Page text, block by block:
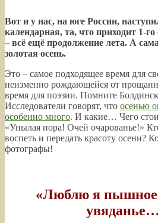
Вот и у нас, на юге России,
календарная, та, что приходит 1-
– всё ещё продолжение лета. А
золотая осень.
Это – самое подходящее время для
неизменно рождающейся от
время для поэзии. Помните
Исследователи говорят, что осенью
особенно много. И какие… Чего
«Унылая пора! Очей очарованье!»
воспеть и передать красоту осени?
фотографы!
«Люблю я